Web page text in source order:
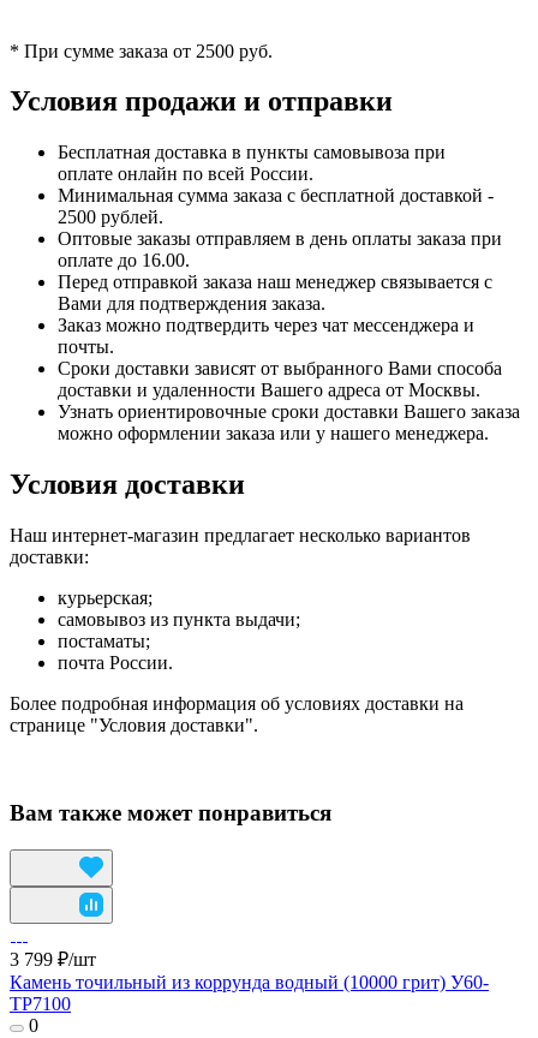
* При сумме заказа от 2500 руб.
Условия продажи и отправки
Бесплатная доставка в пункты самовывоза при
оплате онлайн по всей России.
Минимальная сумма заказа с бесплатной доставкой -
2500 рублей.
Оптовые заказы отправляем в день оплаты заказа при
оплате до 16.00.
Перед отправкой заказа наш менеджер связывается с
Вами для подтверждения заказа.
Заказ можно подтвердить через чат мессенджера и
почты.
Сроки доставки зависят от выбранного Вами способа
доставки и удаленности Вашего адреса от Москвы.
Узнать ориентировочные сроки доставки Вашего заказа
можно оформлении заказа или у нашего менеджера.
Условия доставки
Наш интернет-магазин предлагает несколько вариантов
доставки:
курьерская;
самовывоз из пункта выдачи;
постаматы;
почта России.
Более подробная информация об условиях доставки на
странице "Условия доставки".
Вам также может понравиться
3 799 ₽/шт
Камень точильный из коррунда водный (10000 грит) У60-
TP7100
0